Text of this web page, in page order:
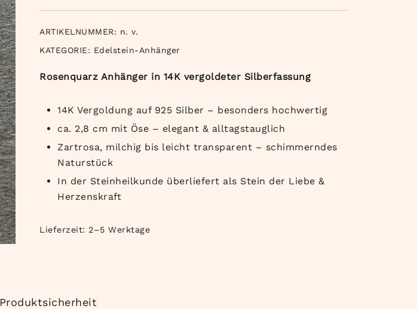
ARTIKELNUMMER: n. v.
KATEGORIE: Edelstein-Anhänger
Rosenquarz Anhänger in 14K vergoldeter Silberfassung
14K Vergoldung auf 925 Silber – besonders hochwertig
ca. 2,8 cm mit Öse – elegant & alltagstauglich
Zartrosa, milchig bis leicht transparent – schimmerndes
Naturstück
In der Steinheilkunde überliefert als Stein der Liebe &
Herzenskraft
Lieferzeit: 2–5 Werktage
Produktsicherheit